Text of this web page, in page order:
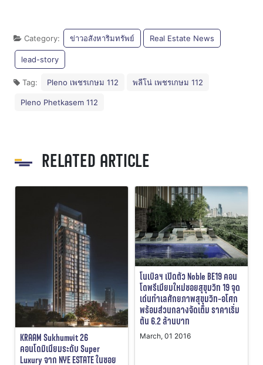
Category: ข่าวอสังหาริมทรัพย์ Real Estate News
lead-story
Tag: Pleno เพชรเกษม 112 พลีโน่ เพชรเกษม 112
Pleno Phetkasem 112
RELATED ARTICLE
KRAAM Sukhumvit 26
คอนโดมิเนียมระดับ Super
Luxury จาก NYE ESTATE ในซอย
โนเบิลฯ เปิดตัว Noble BE19 คอน
โดพรีเมียมใหม่ซอยสุขุมวิท 19 จุด
เด่นทำเลศักยภาพสุขุมวิท-อโศก
พร้อมส่วนกลางจัดเต็ม ราคาเริ่ม
ต้น 6.2 ล้านบาท
March, 01 2016